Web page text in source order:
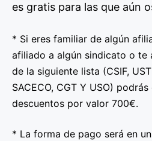
es gratis para las que aún
* Si eres familiar de algún
afiliado a algún sindicato o te
de la siguiente lista (CSIF,
SACECO, CGT Y USO)
descuentos por valor 700€.
* La forma de pago será en